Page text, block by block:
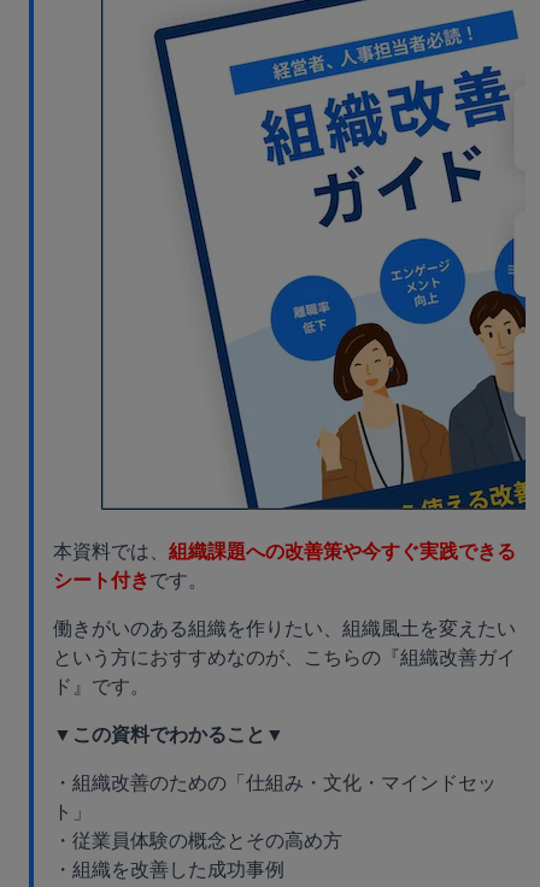
本資料では、 組織課題への改善策や今すぐ実践できる
シート付き です。
働きがいのある組織を作りたい、組織風土を変えたい
という方におすすめなのが、こちらの『組織改善ガイ
ド』です。
▼この資料でわかること▼
・組織改善のための「仕組み・文化・マインドセッ
ト」
・従業員体験の概念とその高め方
・組織を改善した成功事例